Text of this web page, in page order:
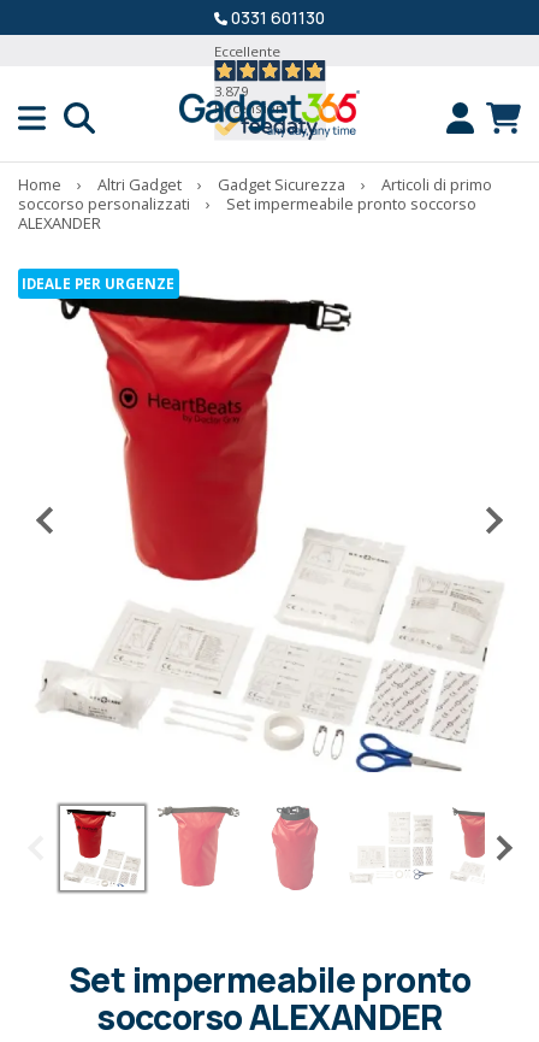
0331 601130
Eccellente
3.879
Recensioni
Home › Altri Gadget › Gadget Sicurezza ›
Articoli di primo
soccorso personalizzati
›
Set impermeabile pronto soccorso
ALEXANDER
IDEALE PER URGENZE
Set impermeabile pronto
soccorso ALEXANDER